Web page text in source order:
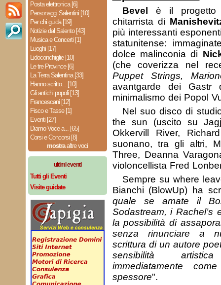
Posta elettronica [6]
Personaggi Salentini [10]
Per chi guida [19]
Notizie dal Salento [43]
Musica e Concerti [1]
Luoghi [17]
Lidoconchiglie [10]
Le tre Province [6]
La Terra Salentina [33]
Hanno scritto... [10]
Gli antichi popoli [13]
Francescani [12]
Fisco e Tasse [1]
Eventi [27]
Diamo Voce a... [65]
Corsi e Concorsi [8]
mostraaltre voci
ultimi eventi
Tutti gli Eventi
Visite guidate
Bevel
è il
chitarrista di
più interessanti
statunitense:
dolce malinconia di
(che coverizza nel
Puppet Strings,
avantgarde dei Gastr
minimalismo dei Popol
Nel suo disco di
the sun (uscito su
Okkervill River,
suonano, tra gli altri,
Three, Deanna
violoncellista Fred
Sempre su where
Bianchi (BlowUp) ha
quale se amate il
Sodastream, i Rachel’s
la possibilità di
senza rinunciare a
scrittura di un autore
sensibilità
immediatamente
spessore".